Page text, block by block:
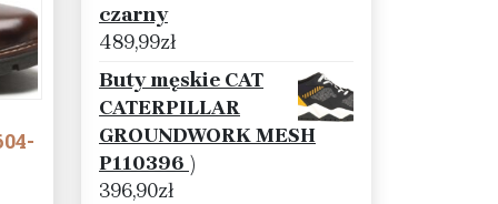
czarny
489,99zł
Buty męskie CAT
CATERPILLAR
GROUNDWORK MESH
P110396 )
396,90zł